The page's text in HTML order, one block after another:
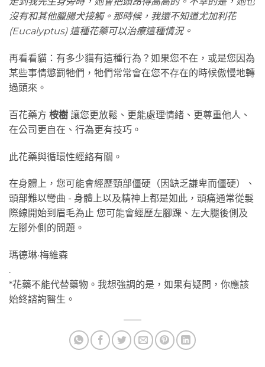
沒有和其他臘腸犬接觸。那時候，我還不知道尤加利花
(Eucalyptus) 這種花藥可以治療這種情況。
再看看貓：有多少貓有這種行為？如果您不在，或是您因為
某些事情懲罰牠們，牠們常常會在您不存在的時候傲慢地轉
過頭來。
百花藥方 桉樹 讓您更放鬆、更能處理情緒、更尊重他人、
在公司更自在、行為更有技巧。
此花藥與循環性經絡有關。
在身體上，您可能會經歷頸部僵硬（因缺乏謙卑而僵硬）、
頭部難以彎曲 - 身體上以及精神上都是如此，頭痛通常從髮
際線開始到眉毛為止 您可能會經歷左腳踝、左大腿後側及
左腳外側的問題。
瑪德琳·梅維森
.
*花藥不能代替藥物。我想強調的是，如果有疑問，你應該
始終諮詢醫生。